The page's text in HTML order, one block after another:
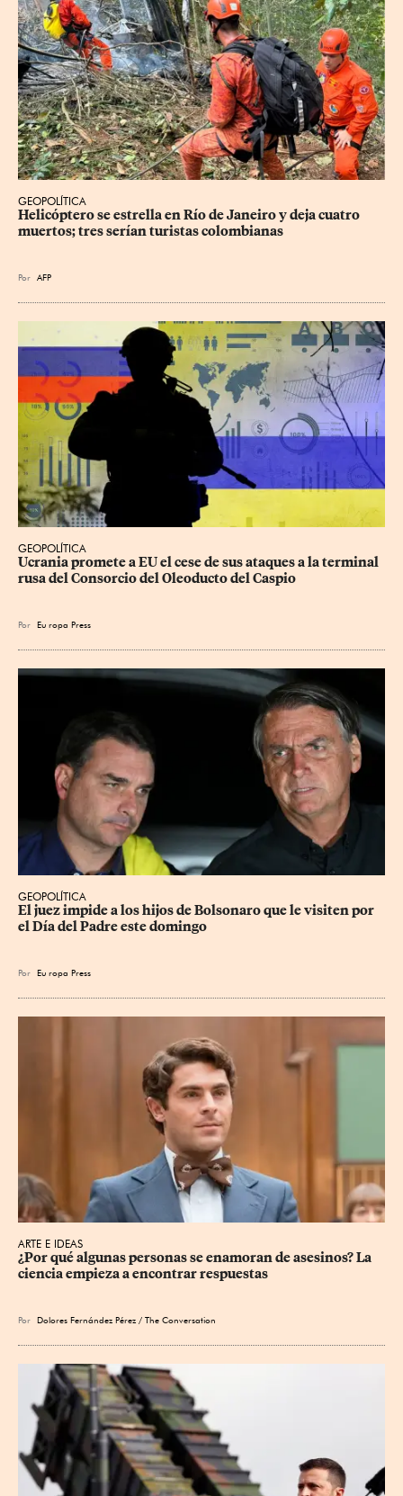
GEOPOLÍTICA
Helicóptero se estrella en Río de Janeiro y deja cuatro
muertos; tres serían turistas colombianas
Por AFP
GEOPOLÍTICA
Ucrania promete a EU el cese de sus ataques a la terminal
rusa del Consorcio del Oleoducto del Caspio
Por Eu ropa Press
GEOPOLÍTICA
El juez impide a los hijos de Bolsonaro que le visiten por
el Día del Padre este domingo
Por Eu ropa Press
ARTE E IDEAS
¿Por qué algunas personas se enamoran de asesinos? La
ciencia empieza a encontrar respuestas
Por Dolores Fernández Pérez / The Conversation